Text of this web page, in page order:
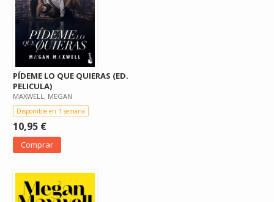
PÍDEME LO QUE QUIERAS (ED.
PELICULA)
MAXWELL, MEGAN
Disponible en 1 semana
10,95 €
Comprar